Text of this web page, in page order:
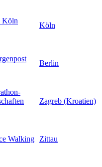
Köln
Köln
Berlin
Zagreb (Kroatien)
Walking Zittau